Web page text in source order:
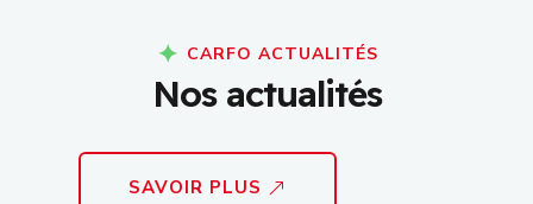
CARFO ACTUALITÉS
Nos actualités
SAVOIR PLUS